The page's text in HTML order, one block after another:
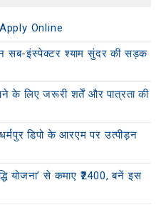
Online
सब-इंस्पेक्टर श्याम सुंदर की सड़क
के लिए जरूरी शर्तें और पात्रता की
डिपो के आरएम पर उत्पीड़न
योजना’ से कमाए ₹2400, बनें इस